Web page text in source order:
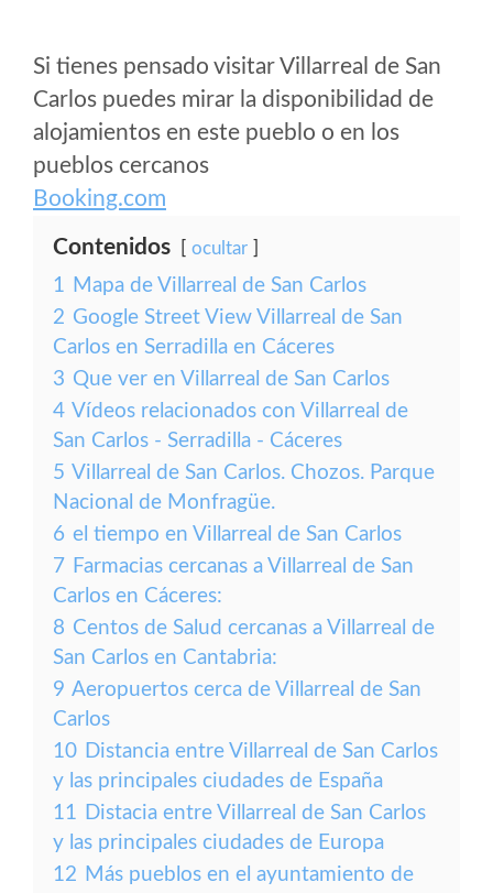
Si tienes pensado visitar Villarreal de San
Carlos puedes mirar la disponibilidad de
alojamientos en este pueblo o en los
pueblos cercanos
Booking.com
Contenidos ocultar
1 Mapa de Villarreal de San Carlos
2 Google Street View Villarreal de San
Carlos en Serradilla en Cáceres
3 Que ver en Villarreal de San Carlos
4 Vídeos relacionados con Villarreal de
San Carlos - Serradilla - Cáceres
5 Villarreal de San Carlos. Chozos. Parque
Nacional de Monfragüe.
6 el tiempo en Villarreal de San Carlos
7 Farmacias cercanas a Villarreal de San
Carlos en Cáceres:
8 Centos de Salud cercanas a Villarreal de
San Carlos en Cantabria:
9 Aeropuertos cerca de Villarreal de San
Carlos
10 Distancia entre Villarreal de San Carlos
y las principales ciudades de España
11 Distacia entre Villarreal de San Carlos
y las principales ciudades de Europa
12 Más pueblos en el ayuntamiento de